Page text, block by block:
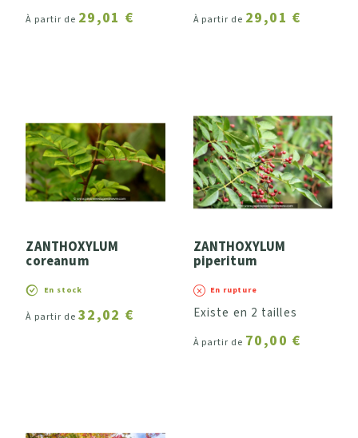
À partir de 29,01 € À partir de 29,01 €
ZANTHOXYLUM
coreanum
En stock
À partir de 32,02 €
ZANTHOXYLUM
piperitum
En rupture
Existe en 2 tailles
À partir de 70,00 €